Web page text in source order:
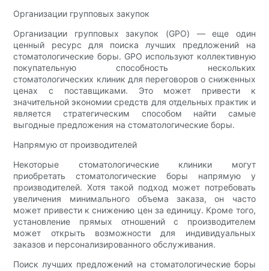
Организации групповых закупок
Организации групповых закупок (GPO) — еще один
ценный ресурс для поиска лучших предложений на
стоматологические боры. GPO используют коллективную
покупательную способность нескольких
стоматологических клиник для переговоров о сниженных
ценах с поставщиками. Это может привести к
значительной экономии средств для отдельных практик и
является стратегическим способом найти самые
выгодные предложения на стоматологические боры.
Напрямую от производителей
Некоторые стоматологические клиники могут
приобретать стоматологические боры напрямую у
производителей. Хотя такой подход может потребовать
увеличения минимального объема заказа, он часто
может привести к снижению цен за единицу. Кроме того,
установление прямых отношений с производителем
может открыть возможности для индивидуальных
заказов и персонализированного обслуживания.
Поиск лучших предложений на стоматологические боры